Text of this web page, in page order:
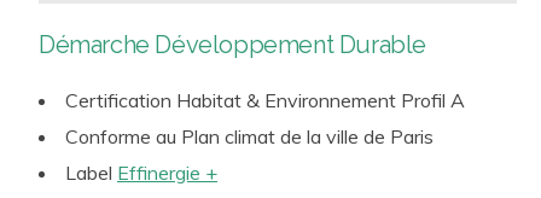
services et fonctions productives et adaptabilité et
Management responsable (conduite de projet,
gouvernance, synergie et cohérence avec les territoires,
maîtrise foncière et innovation et numérique)
Démarche Développement Durable
Certification Habitat & Environnement Profil A
Conforme au Plan climat de la ville de Paris
Label Effinergie +